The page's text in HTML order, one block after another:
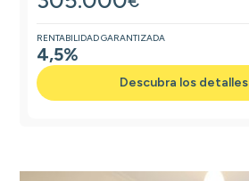
RENTABILIDAD GARANTIZADA
4,5%
Descubra los detalles